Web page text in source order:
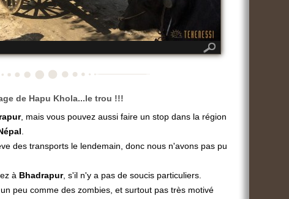
de Hapu Khola...le trou !!!
, mais vous pouvez aussi faire un stop dans la région
des transports le lendemain, donc nous n'avons pas pu
à Bhadrapur, s'il n'y a pas de soucis particuliers.
peu comme des zombies, et surtout pas très motivé